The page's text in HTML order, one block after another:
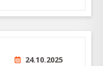
24.10.2025